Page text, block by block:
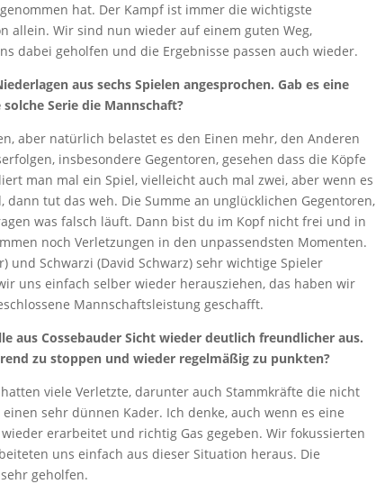
hat. Der Kampf ist immer die wichtigste
allein. Wir sind nun wieder auf einem guten Weg,
dabei geholfen und die Ergebnisse passen auch wieder.
aus sechs Spielen angesprochen. Gab es eine
Serie die Mannschaft?
aber natürlich belastet es den Einen mehr, den Anderen
insbesondere Gegentoren, gesehen dass die Köpfe
man mal ein Spiel, vielleicht auch mal zwei, aber wenn es
tut das weh. Die Summe an unglücklichen Gegentoren,
was falsch läuft. Dann bist du im Kopf nicht frei und in
noch Verletzungen in den unpassendsten Momenten.
und Schwarzi (David Schwarz) sehr wichtige Spieler
uns einfach selber wieder herausziehen, das haben wir
Mannschaftsleistung geschafft.
aus Cossebauder Sicht wieder deutlich freundlicher aus.
zu stoppen und wieder regelmäßig zu punkten?
viele Verletzte, darunter auch Stammkräfte die nicht
sehr dünnen Kader. Ich denke, auch wenn es eine
erarbeitet und richtig Gas gegeben. Wir fokussierten
uns einfach aus dieser Situation heraus. Die
geholfen.